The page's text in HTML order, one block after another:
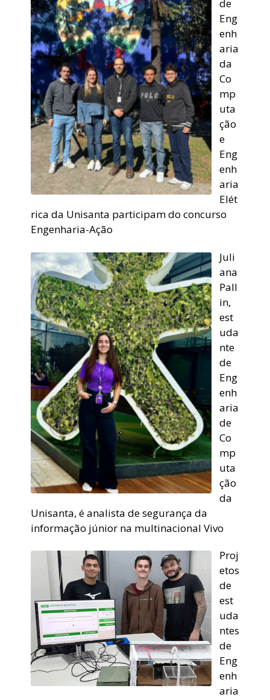
de
Eng
enh
aria
da
Co
mp
uta
ção
e
Eng
enh
aria
Elét
rica da Unisanta participam do concurso
Engenharia-Ação
Juli
ana
Pall
in,
est
uda
nte
de
Eng
enh
aria
de
Co
mp
uta
ção
da
Unisanta, é analista de segurança da
informação júnior na multinacional Vivo
Proj
etos
de
est
uda
ntes
de
Eng
enh
aria